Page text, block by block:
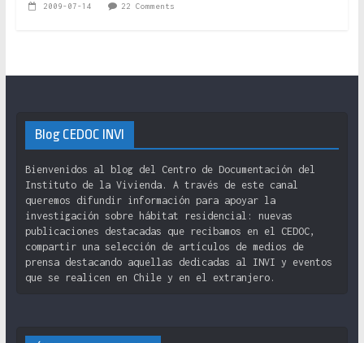
2009-07-14 22 Comments
Blog CEDOC INVI
Bienvenidos al blog del Centro de Documentación del
Instituto de la Vivienda. A través de este canal
queremos difundir información para apoyar la
investigación sobre hábitat residencial: nuevas
publicaciones destacadas que recibamos en el CEDOC,
compartir una selección de artículos de medios de
prensa destacando aquellas dedicadas al INVI y eventos
que se realicen en Chile y en el extranjero.